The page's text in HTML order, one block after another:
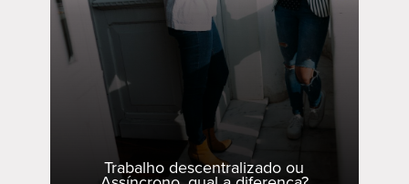
Trabalho descentralizado ou